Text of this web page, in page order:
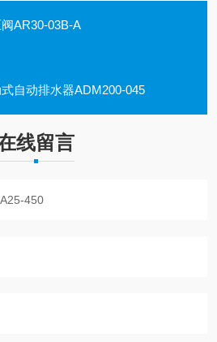
AR30-03B-A
自动排水器ADM200-045
线留言